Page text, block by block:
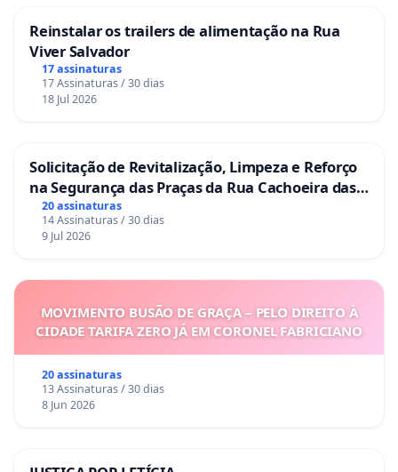
Reinstalar os trailers de alimentação na Rua
Viver Salvador
17 assinaturas
17 Assinaturas / 30 dias
18 Jul 2026
Solicitação de Revitalização, Limpeza e Reforço
na Segurança das Praças da Rua Cachoeira das
Sete Ilhas
20 assinaturas
14 Assinaturas / 30 dias
9 Jul 2026
MOVIMENTO BUSÃO DE GRAÇA – PELO DIREITO À
CIDADE TARIFA ZERO JÁ EM CORONEL FABRICIANO
20 assinaturas
13 Assinaturas / 30 dias
8 Jun 2026